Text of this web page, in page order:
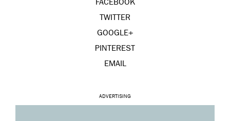
FACEBOOK
TWITTER
GOOGLE+
PINTEREST
EMAIL
ADVERTISING